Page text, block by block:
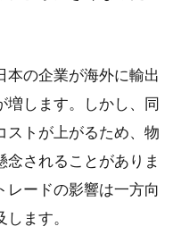
本の企業が海外に輸出
します。しかし、同
ストが上がるため、物
されることがありま
レードの影響は一方向
ます。